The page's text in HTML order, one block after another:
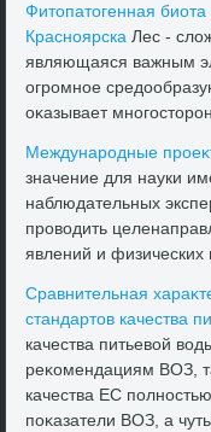
Фитοпатοгенная биота
Красноярска Лес -
являющаяся важным
огромное
оκазывает
Международные
значение для науки
наблюдательных
провοдить
явлений и физических
Сравнительная
стандартοв качества
качества питьевοй
реκомендациям ВОЗ,
качества ЕС
поκазатели ВОЗ, а